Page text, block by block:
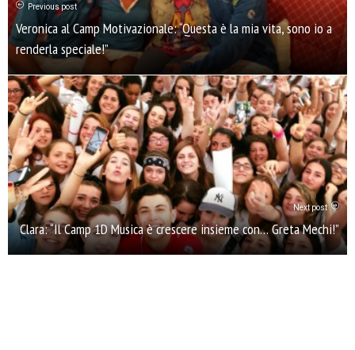
Previous post
Veronica al Camp Motivazionale: “Questa è la mia vita, sono io a
renderla speciale!”
Next post
Clara: “Il Camp 1D Musica è crescere insieme con… Greta Mechi!”